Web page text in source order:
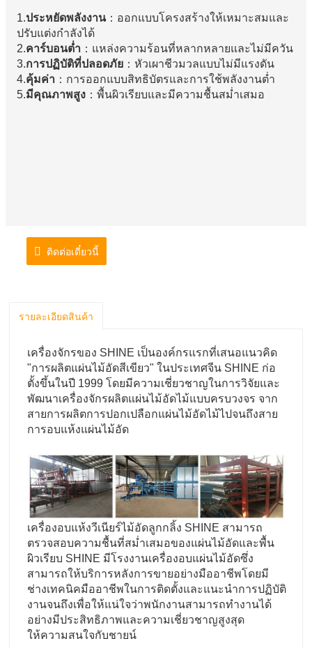
1.ประหยัดพลังงาน：ออกแบบโครงสร้างให้เหมาะสมและ
ปรับแต่งกำลังได้
2.คาร์บอนต่ำ ：แหล่งความร้อนที่หลากหลายและไม่มีควัน
3.การปฏิบัติที่ปลอดภัย ：หัวเผาชีวมวลแบบไม่มีแรงดัน
4.คุ้มค่า ：การออกแบบสิทธิบัตรและการใช้พลังงานต่ำ
5.มีคุณภาพสูง ：พื้นผิวเรียบและมีความชื้นสม่ำเสมอ
ติดต่อเดี๋ยวนี้
รายละเอียดสินค้า
เครื่องจักรของ SHINE เป็นองค์กรแรกที่เสนอแนวคิด
"การผลิตแผ่นไม้อัดสีเขียว" ในประเทศจีน SHINE ก่อ
ตั้งขึ้นในปี 1999 โดยมีความเชี่ยวชาญในการวิจัยและ
พัฒนาเครื่องจักรผลิตแผ่นไม้อัดไม้แบบครบวงจร จาก
สายการผลิตการปอกเปลือกแผ่นไม้อัดไม้ไปจนถึงสาย
การอบแห้งแผ่นไม้อัด
เครื่องอบแห้งวีเนียร์ไม้อัดลูกกลิ้ง SHINE สามารถ
ตรวจสอบความชื้นที่สม่ำเสมอของแผ่นไม้อัดและพื้น
ผิวเรียบ SHINE มีโรงงานเครื่องอบแผ่นไม้อัดซึ่ง
สามารถให้บริการหลังการขายอย่างมืออาชีพโดยมี
ช่างเทคนิคมืออาชีพในการติดตั้งและแนะนำการปฏิบัติ
งานจนถึงเพื่อให้แน่ใจว่าพนักงานสามารถทำงานได้
อย่างมีประสิทธิภาพและความเชี่ยวชาญสูงสุด
ให้ความสนใจกับชายน์